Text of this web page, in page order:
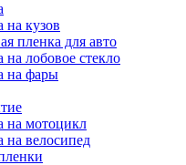
на кузов
пленка для авто
лобовое стекло
на фары
на мотоцикл
на велосипед